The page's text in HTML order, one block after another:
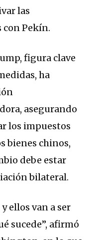
las
con Pekín.
figura clave
ha
asegurando
los impuestos
bienes chinos,
debe estar
bilateral.
ellos van a ser
sucede”, afirmó